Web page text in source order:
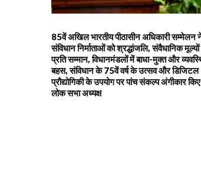
85वें अखिल भारतीय पीठासीन अधिकारी सम्मेलन
संविधान निर्माताओं को श्रद्धांजलि, संवैधानिक
प्रति सम्मान, विधानमंडलों में बाधा-मुक्त और
बहस, संविधान के 75वें वर्ष के उत्सव और डिजिटल
प्रौद्योगिकी के उपयोग पर पांच संकल्प अंगीकार
लोक सभा अध्यक्ष